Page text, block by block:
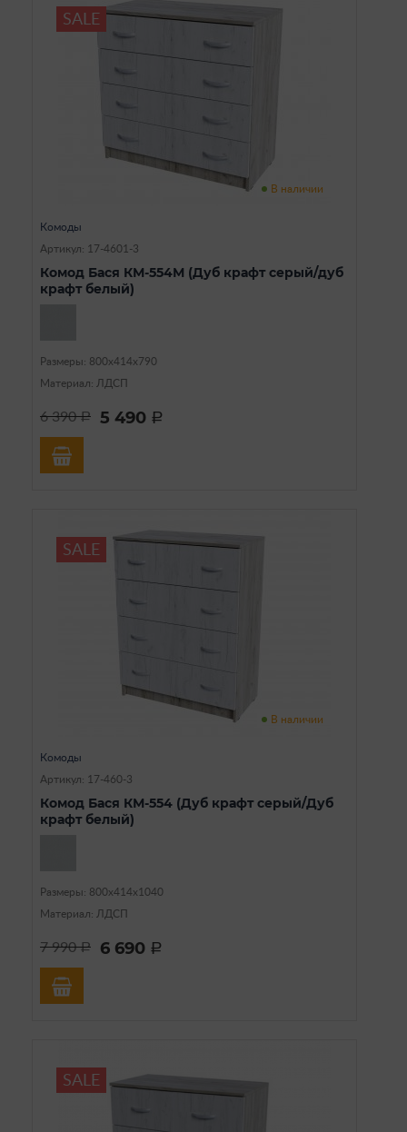
SALE
В наличии
Комоды
Артикул: 17-4601-3
Комод Бася КМ-554М (Дуб крафт серый/дуб
крафт белый)
Размеры: 800х414х790
Материал: ЛДСП
6 390a 5 490 a
SALE
В наличии
Комоды
Артикул: 17-460-3
Комод Бася КМ-554 (Дуб крафт серый/Дуб
крафт белый)
Размеры: 800х414х1040
Материал: ЛДСП
7 990a 6 690 a
SALE